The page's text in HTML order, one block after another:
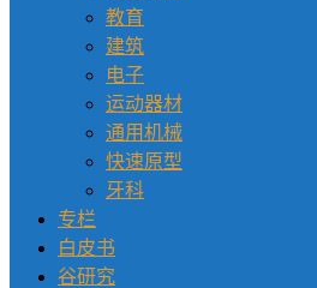
教育
建筑
电子
运动器材
通用机械
快速原型
牙科
专栏
白皮书
谷研究